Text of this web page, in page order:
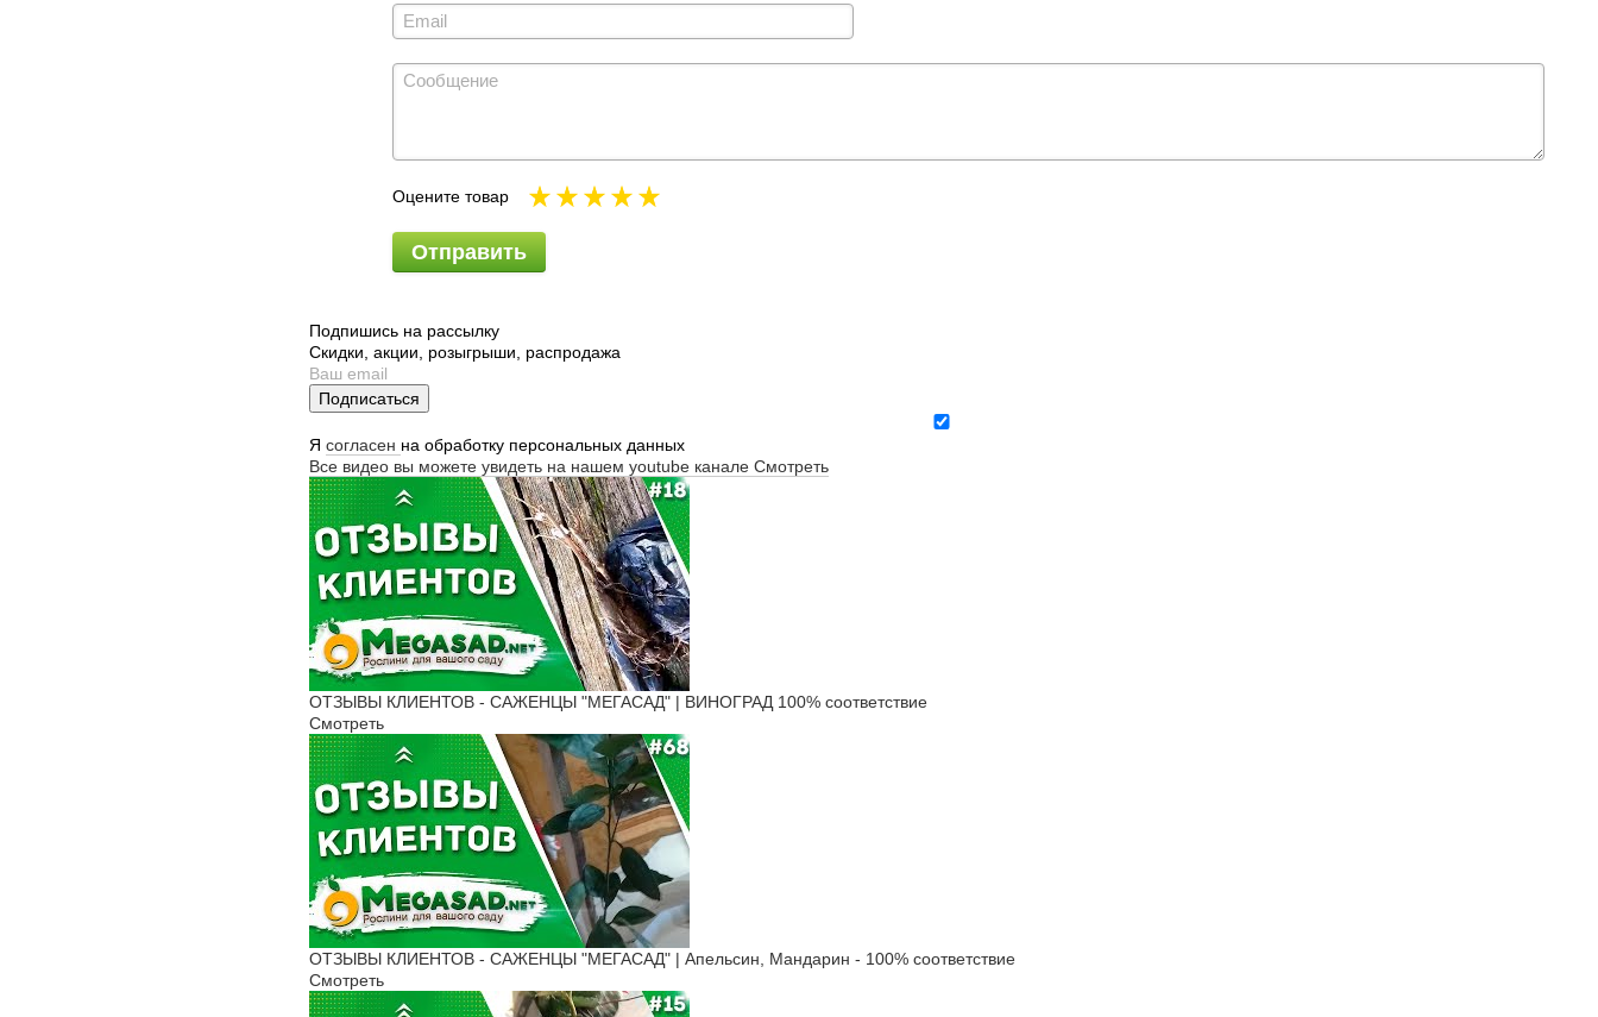
Оцените товар
Отправить
Подпишись на рассылку
Скидки, акции, розыгрыши, распродажа
Подписаться
Я согласен на обработку персональных данных
Все видео вы можете увидеть на нашем youtube канале Смотреть
ОТЗЫВЫ КЛИЕНТОВ - САЖЕНЦЫ "МЕГАСАД" | ВИНОГРАД 100% соответствие
Смотреть
ОТЗЫВЫ КЛИЕНТОВ - САЖЕНЦЫ "МЕГАСАД" | Апельсин, Мандарин - 100% соответствие
Смотреть